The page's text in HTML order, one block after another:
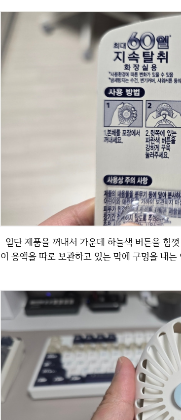
일단 제품을 꺼내서 가운데 하늘색 버튼을 힘껏 눌러주고 그대로 거치하면 끝이군요. 아마 가운데 버튼
이 용액을 따로 보관하고 있는 막에 구멍을 내